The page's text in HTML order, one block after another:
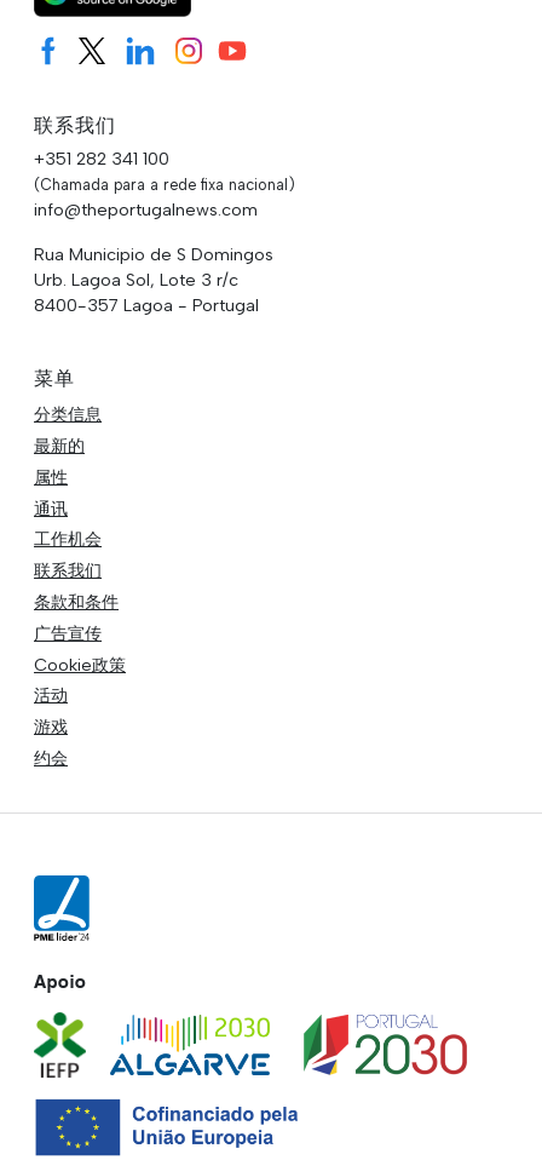
联系我们
+351 282 341 100
(Chamada para a rede fixa nacional)
info@theportugalnews.com
Rua Municipio de S Domingos
Urb. Lagoa Sol, Lote 3 r/c
8400-357 Lagoa - Portugal
菜单
分类信息
最新的
属性
通讯
工作机会
联系我们
条款和条件
广告宣传
Cookie政策
活动
游戏
约会
Apoio